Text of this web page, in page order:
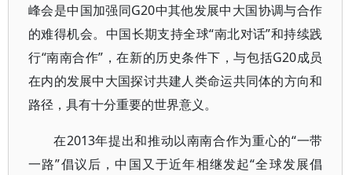
峰会是中国加强同G20中其他发展中大国协调与合作
的难得机会。中国长期支持全球“南北对话”和持续践
行“南南合作”，在新的历史条件下，与包括G20成员
在内的发展中大国探讨共建人类命运共同体的方向和
路径，具有十分重要的世界意义。
在2013年提出和推动以南南合作为重心的“一带
一路”倡议后，中国又于近年相继发起“全球发展倡